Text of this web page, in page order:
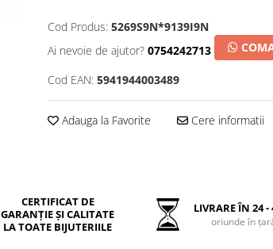
Cod Produs: 5269S9N*9139I9N
Ai nevoie de ajutor? 0754242713
Cod EAN: 5941944003489
Adauga la Favorite Cere informatii
CERTIFICAT DE
GARANȚIE ȘI CALITATE
LA TOATE BIJUTERIILE
LIVRARE ÎN 24 -
oriunde în